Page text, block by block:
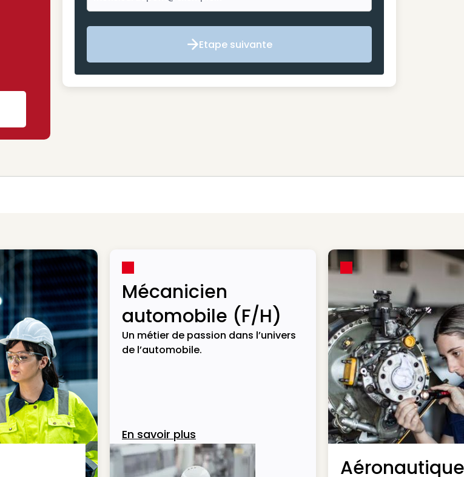
Etape suivante
Etape suivante
Mécanicien
automobile (F/H)
Un métier de passion dans l’univers
de l’automobile.
En savoir plus
Aéronautique